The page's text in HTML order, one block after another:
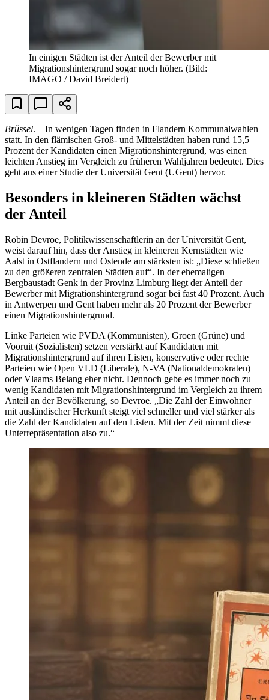
In einigen Städten ist der Anteil der Bewerber mit
Migrationshintergrund sogar noch höher. (Bild:
IMAGO / David Breidert)
Brüssel. – In wenigen Tagen finden in Flandern Kommunalwahlen
statt. In den flämischen Groß- und Mittelstädten haben rund 15,5
Prozent der Kandidaten einen Migrationshintergrund, was einen
leichten Anstieg im Vergleich zu früheren Wahljahren bedeutet. Dies
geht aus einer Studie der Universität Gent (UGent) hervor.
Besonders in kleineren Städten wächst
der Anteil
Robin Devroe, Politikwissenschaftlerin an der Universität Gent,
weist darauf hin, dass der Anstieg in kleineren Kernstädten wie
Aalst in Ostflandern und Ostende am stärksten ist: „Diese schließen
zu den größeren zentralen Städten auf“. In der ehemaligen
Bergbaustadt Genk in der Provinz Limburg liegt der Anteil der
Bewerber mit Migrationshintergrund sogar bei fast 40 Prozent. Auch
in Antwerpen und Gent haben mehr als 20 Prozent der Bewerber
einen Migrationshintergrund.
Linke Parteien wie PVDA (Kommunisten), Groen (Grüne) und
Vooruit (Sozialisten) setzen verstärkt auf Kandidaten mit
Migrationshintergrund auf ihren Listen, konservative oder rechte
Parteien wie Open VLD (Liberale), N-VA (Nationaldemokraten)
oder Vlaams Belang eher nicht. Dennoch gebe es immer noch zu
wenig Kandidaten mit Migrationshintergrund im Vergleich zu ihrem
Anteil an der Bevölkerung, so Devroe. „Die Zahl der Einwohner
mit ausländischer Herkunft steigt viel schneller und viel stärker als
die Zahl der Kandidaten auf den Listen. Mit der Zeit nimmt diese
Unterrepräsentation also zu.“